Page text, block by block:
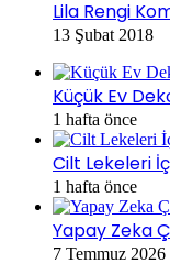
Lila Rengi
13 Şubat 2018
Küçük Ev
1 hafta önce
Cilt Lekeleri
1 hafta önce
Yapay Zeka
7 Temmuz 2026